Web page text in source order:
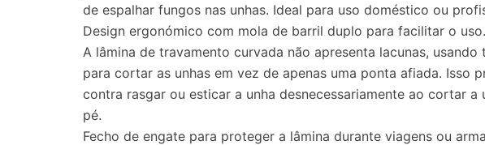
de espalhar fungos nas unhas. Ideal para uso doméstico ou
Design ergonómico com mola de barril duplo para facilitar o uso.
A lâmina de travamento curvada não apresenta lacunas, usando
para cortar as unhas em vez de apenas uma ponta afiada. Isso
contra rasgar ou esticar a unha desnecessariamente ao cortar a
pé.
Fecho de engate para proteger a lâmina durante viagens ou